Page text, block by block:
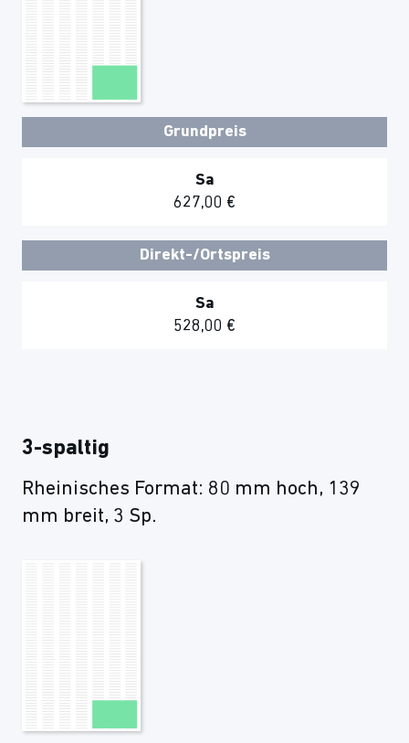
Grundpreis
Sa
627,00 €
Direkt-/Ortspreis
Sa
528,00 €
3-spaltig
Rheinisches Format: 80 mm hoch, 139
mm breit, 3 Sp.